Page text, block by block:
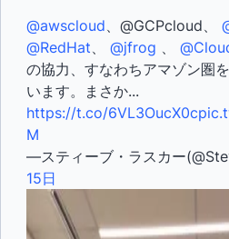
@awscloud 、@GCPcloud、
@RedHat
@jfrog
の協力、すなわちアマゾン圏
います。まさか...
https://t.co/6VL3OucX0c
M
—スティーブ・ラスカー
15日